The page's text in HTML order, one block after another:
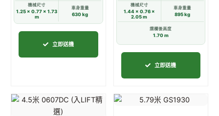
機械尺寸
1.25 × 0.77 × 1.73
m
車身重量
630 kg
立即送機
選
項
機械尺寸
1.44 × 0.76 ×
2.05 m
車身重量
895 kg
摺欄後高度
1.70 m
立即送機
選
項
此
產
此